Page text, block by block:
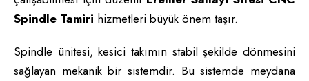
Spindle Tamiri hizmetleri büyük önem taşır.
Spindle ünitesi, kesici takımın stabil şekilde dönmesini
sağlayan mekanik bir sistemdir. Bu sistemde meydana